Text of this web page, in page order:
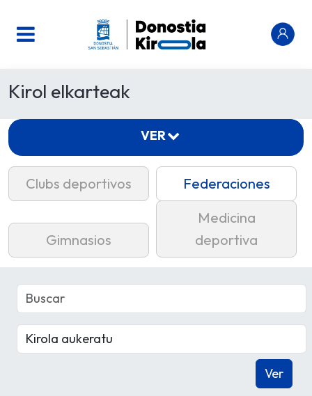
Kirol elkarteak
Clubs deportivos Federaciones
Gimnasios
Medicina
deportiva
VER